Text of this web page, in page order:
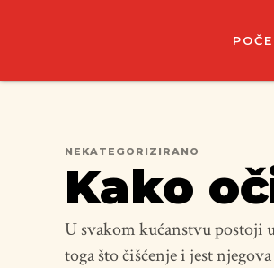
NEKATEGORIZIRANO
Kako
U svakom kućanstvu postoji
toga što čišćenje i jest